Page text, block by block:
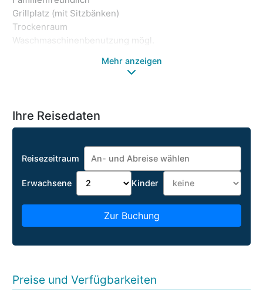
Grillplatz (mit Sitzbänken)
Trockenraum
Waschmaschinenbenutzung mögl.
Mehr anzeigen
Ihre Reisedaten
Reisezeitraum
Erwachsene Kinder
Zur Buchung
Preise und Verfügbarkeiten